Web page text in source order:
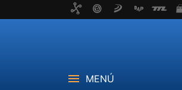
MENÚ